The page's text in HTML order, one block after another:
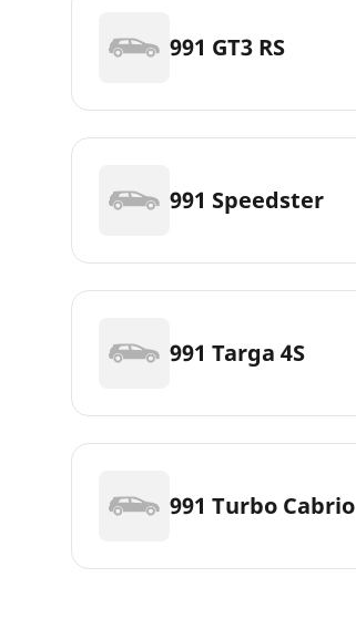
991 GT3 RS
991 Speedster
991 Targa 4S
991 Turbo Cabrio